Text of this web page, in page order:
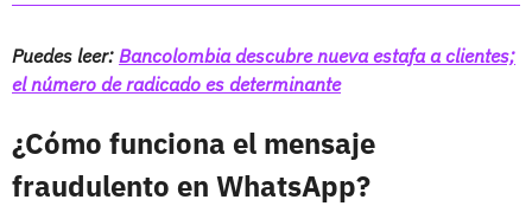
Puedes leer: Bancolombia descubre nueva estafa a clientes;
el número de radicado es determinante
¿Cómo funciona el mensaje
fraudulento en WhatsApp?